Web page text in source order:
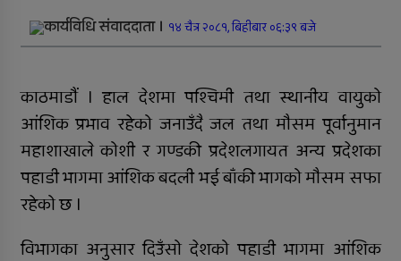
जिल्ला अस्पतालमा जटिल शल्यक्रिया
समानताका लागि सरोकारवालाको १० बुँदे
प्रतिबद्धता
प्रदेशमै पहिलो प्रविधिमैत्री बन्दै विरेन्द्रनगर
रुकुम पश्चिमका छ स्थानीय तहले ल्याए
कार्यविधि संवाददाता । १४ चैत्र २०८१, बिहीबार ०६:३९ बजे
काठमाडौं । हाल देशमा पश्चिमी तथा स्थानीय वायुको
आंशिक प्रभाव रहेको जनाउँदै जल तथा मौसम पूर्वानुमान
महाशाखाले कोशी र गण्डकी प्रदेशलगायत अन्य प्रदेशका
पहाडी भागमा आंशिक बदली भई बाँकी भागको मौसम सफा
रहेको छ ।
विभागका अनुसार दिउँसो देशको पहाडी भागमा आंशिक